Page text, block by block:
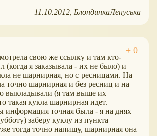
11.10.2012 БлондинкаЛенуська
свою же ссылку и там кто-
(когда я заказывала - их не было) и
не шарнирная, но с ресницами. На
точно шарнирная и без ресниц и на
выкладывали (я там выше их
такая кукла шарнирная идет.
информация точная была - я на днях
заберу куклу из пункта
тогда точно напишу, шарнирная она